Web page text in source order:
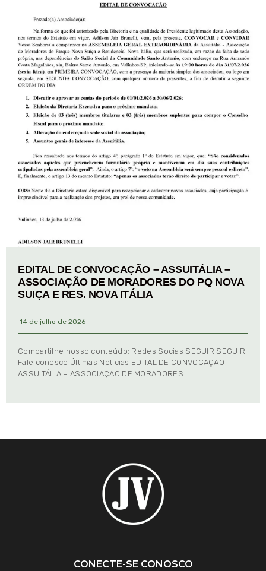
EDITAL DE CONVOCAÇÃO – ASSUITÁLIA –
ASSOCIAÇÃO DE MORADORES DO PQ NOVA
SUIÇA E RES. NOVA ITÁLIA
14 de julho de 2026
Compartilhe nosso conteúdo: Redes Socias SEGUIR SEGUIR
Fale conosco Últimas Notícias EDITAL DE CONVOCAÇÃO –
ASSUITÁLIA – ASSOCIAÇÃO DE MORADORES …
CONECTE-SE CONOSCO